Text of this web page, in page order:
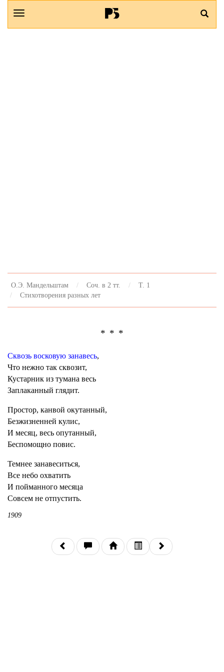
О.Э. Мандельштам Соч. в 2 тт.
Т. 1
Стихотворения разных лет
* * *
Сквозь восковую занавесь,
Что нежно так сквозит,
Кустарник из тумана весь
Заплаканный глядит.
Простор, канвой окутанный,
Безжизненней кулис,
И месяц, весь опутанный,
Беспомощно повис.
Темнее занавеситься,
Все небо охватить
И пойманного месяца
Совсем не отпустить.
1909